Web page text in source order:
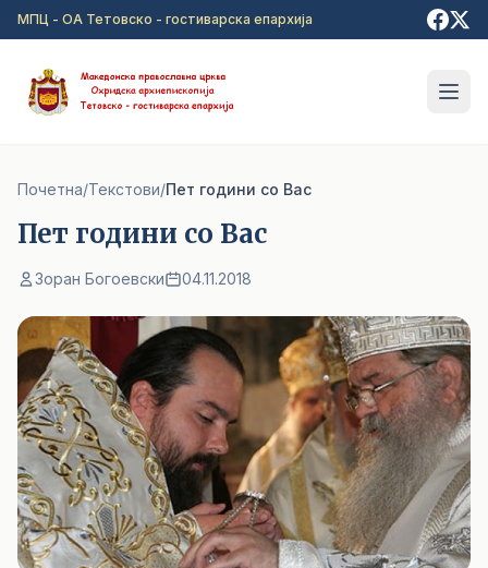
Прејди на главна содржина
МПЦ - ОА Тетовско - гостиварска епархија
Почетна/Текстови/Пет години со Вас
Пет години со Вас
Зоран Богоевски 04.11.2018